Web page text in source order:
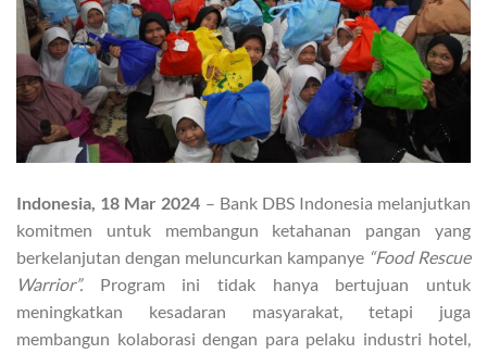
Indonesia, 18 Mar 2024 – Bank DBS Indonesia melanjutkan
komitmen untuk membangun ketahanan pangan yang
berkelanjutan dengan meluncurkan kampanye “Food Rescue
Warrior”. Program ini tidak hanya bertujuan untuk
meningkatkan kesadaran masyarakat, tetapi juga
membangun kolaborasi dengan para pelaku industri hotel,